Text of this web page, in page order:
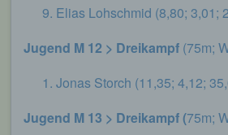
Elias Lohschmid (8,80; 3,01;
Jugend M 12 > Dreikampf (75m;
Jonas Storch (11,35; 4,12;
Jugend M 13 > Dreikampf (75m;